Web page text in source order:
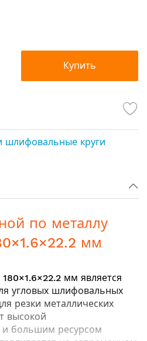
Купить
шлифовальные круги
по металлу
мм
180×1.6×22.2 мм является
угловых шлифовальных
резки металлических
высокой
и большим ресурсом